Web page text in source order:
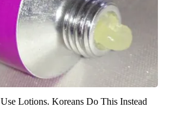
Lotions. Koreans Do This Instead